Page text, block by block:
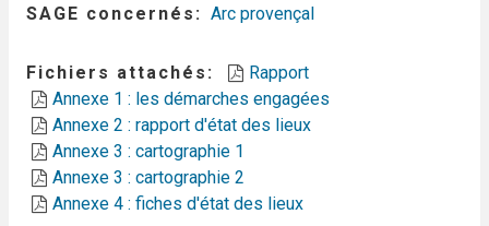
SAGE concernés Arc provençal
Fichiers attachés
Rapport
Annexe 1 : les démarches engagées
Annexe 2 : rapport d'état des lieux
Annexe 3 : cartographie 1
Annexe 3 : cartographie 2
Annexe 4 : fiches d'état des lieux